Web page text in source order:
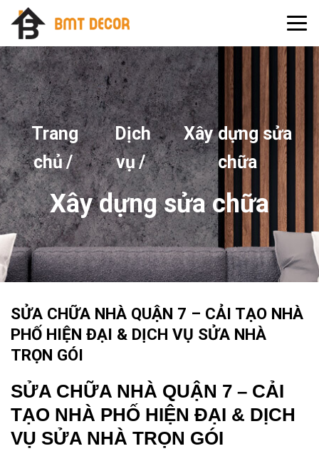
Trang
chủ/
Dịch
vụ/
Xây dựng sửa
chữa
Xây dựng sửa chữa
SỬA CHỮA NHÀ QUẬN 7 – CẢI TẠO NHÀ
PHỐ HIỆN ĐẠI & DỊCH VỤ SỬA NHÀ
TRỌN GÓI
SỬA CHỮA NHÀ QUẬN 7 – CẢI
TẠO NHÀ PHỐ HIỆN ĐẠI & DỊCH
VỤ SỬA NHÀ TRỌN GÓI